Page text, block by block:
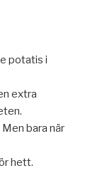
potatis i
extra
bara när
hett.